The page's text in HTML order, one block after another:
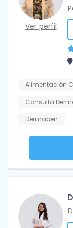
Ver perfil
Alimentación
Consulta
Dermapen